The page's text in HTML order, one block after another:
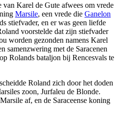
van Karel de Gute afwees om vrede
Marsile, een vrede die Ganelon
stiefvader, en er was geen liefde
voorstelde dat zijn stiefvader
worden gezonden namens Karel
samenzwering met de Saracenen
Rolands bataljon bij Rencesvals te
Roland zich door het doden
zoon, Jurfaleu de Blonde.
af, en de Saraceense koning